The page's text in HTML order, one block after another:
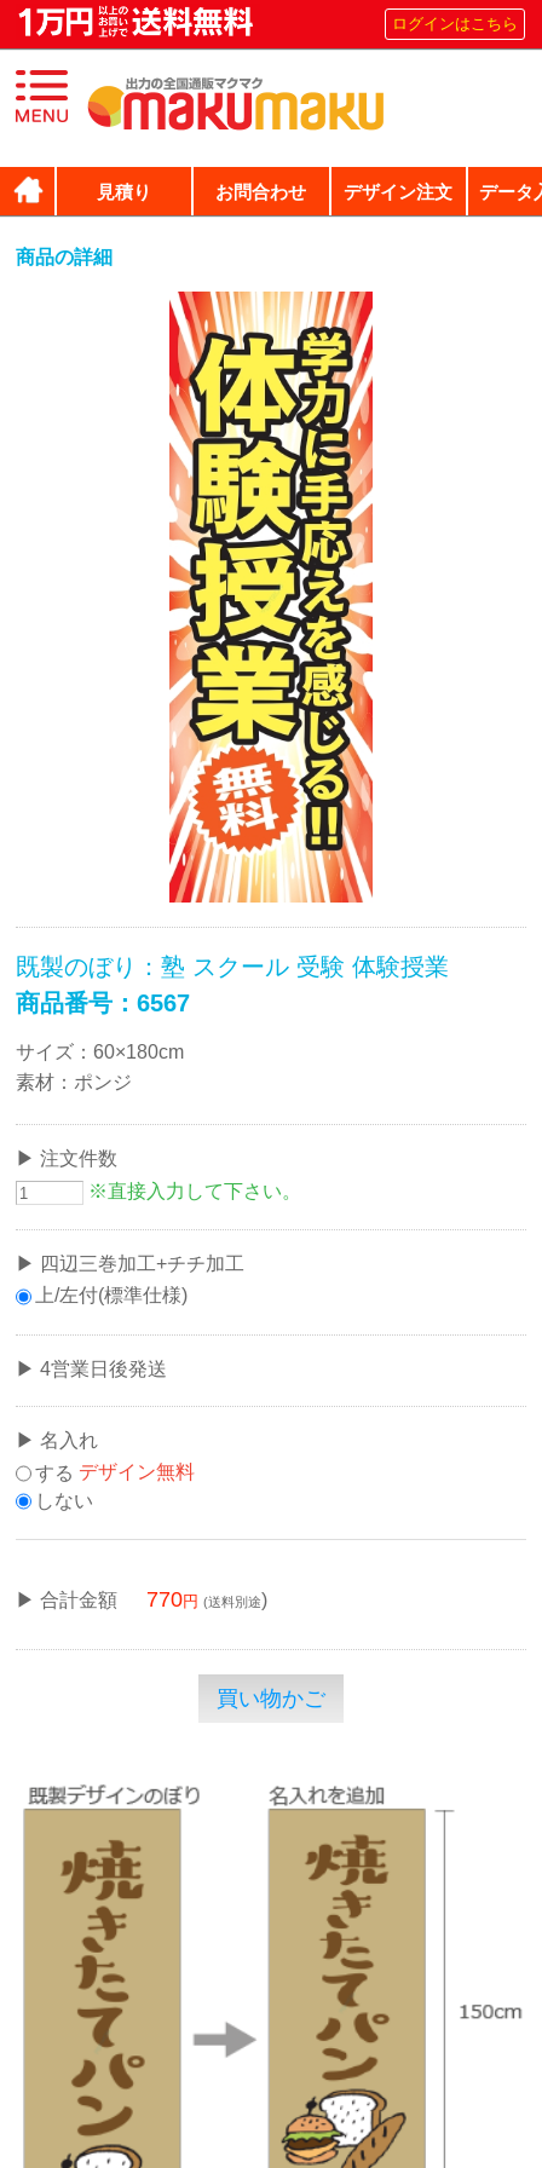
ログインはこちら
見積り お問合わせ デザイン注文 データ
商品の詳細
既製のぼり：塾 スクール 受験 体験授業
商品番号：6567
サイズ：60×180cm
素材：ポンジ
注文件数
※直接入力して下さい。
四辺三巻加工+チチ加工
上/左付(標準仕様)
4営業日後発送
名入れ
する デザイン無料
しない
合計金額 770 (送料別途)